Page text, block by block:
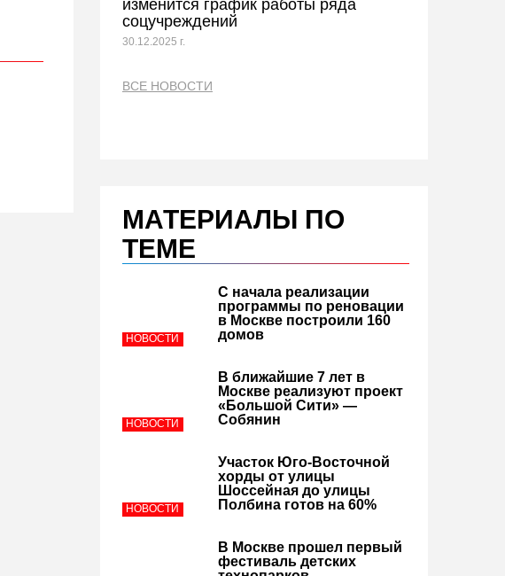
изменится график работы ряда
соцучреждений
30.12.2025 г.
ВСЕ НОВОСТИ
МАТЕРИАЛЫ ПО
ТЕМЕ
НОВОСТИ
С начала реализации
программы по реновации
в Москве построили 160
домов
НОВОСТИ
В ближайшие 7 лет в
Москве реализуют проект
«Большой Сити» —
Собянин
НОВОСТИ
Участок Юго-Восточной
хорды от улицы
Шоссейная до улицы
Полбина готов на 60%
В Москве прошел первый
фестиваль детских